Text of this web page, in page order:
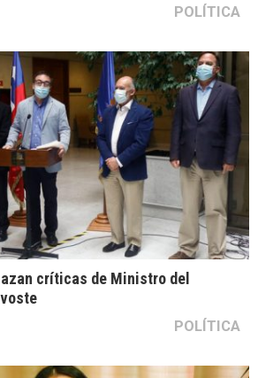
POLÍTICA
críticas de Ministro del
POLÍTICA